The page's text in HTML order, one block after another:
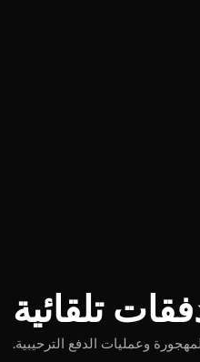
تلقائية
وعمليات الدفع الترحيبية.